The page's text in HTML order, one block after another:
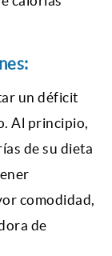
un déficit
Al principio,
de su dieta
comodidad,
de